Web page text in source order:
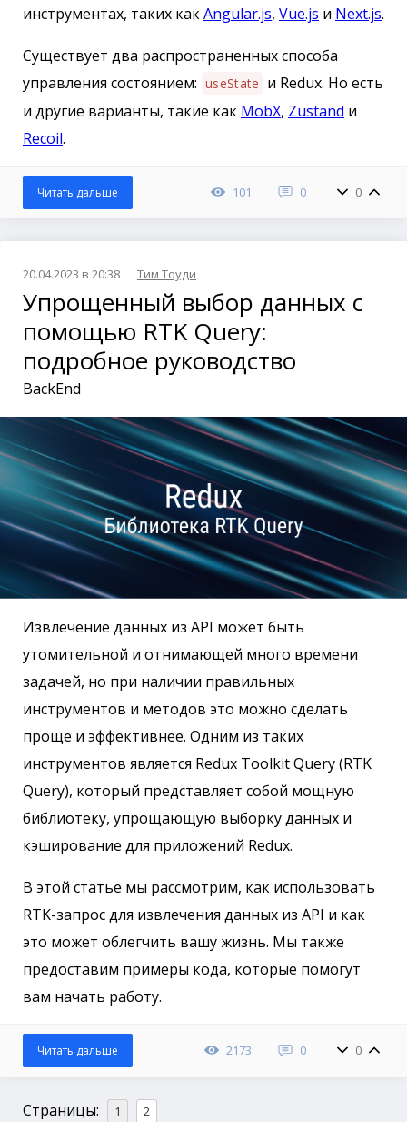
инструментах, таких какAngular.js, Vue.js и Next.js.
Существует два распространенных способа
управления состоянием: useState и Redux. Но есть
и другие варианты, такие как MobX, Zustand и
Recoil.
101 0 0
Читать дальше
20.04.2023 в 20:38 Тим Тоуди
Упрощенный выбор данных с
помощью RTK Query:
подробное руководство
BackEnd
Извлечение данных из API может быть
утомительной и отнимающей много времени
задачей, но при наличии правильных
инструментов и методов это можно сделать
проще и эффективнее. Одним из таких
инструментов является Redux Toolkit Query (RTK
Query), который представляет собой мощную
библиотеку, упрощающую выборку данных и
кэширование для приложений Redux.
В этой статье мы рассмотрим, как использовать
RTK-запрос для извлечения данных из API и как
это может облегчить вашу жизнь. Мы также
предоставим примеры кода, которые помогут
вам начать работу.
2173 0 0
Читать дальше
Страницы: 1 2